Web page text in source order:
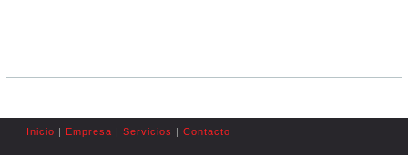
Inicio Empresa Servicios Contacto